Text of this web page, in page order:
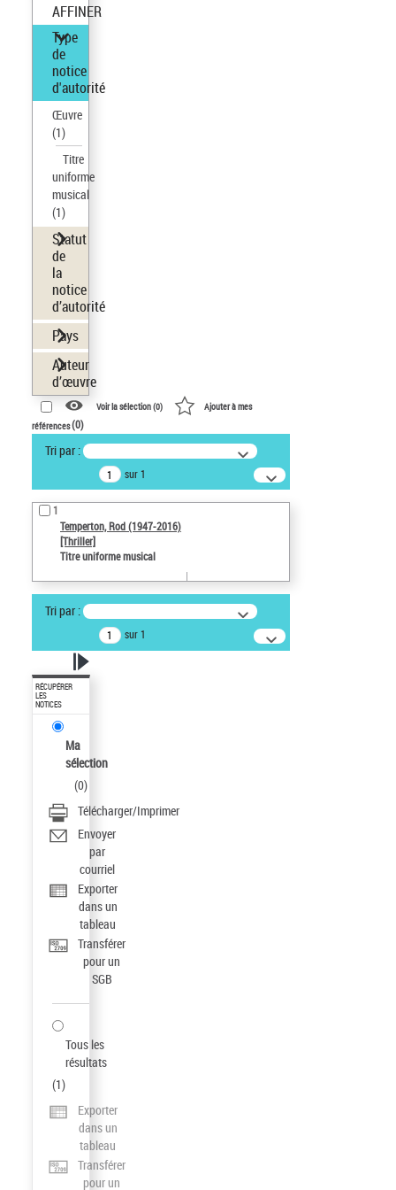
AFFINER
Type
de
notice
d'autorité
Œuvre
(1)
Titre
uniforme
musical
(1)
Statut
de
la
notice
d’autorité
Pays
Auteur
d’œuvre
Voir la sélection (0)
Ajouter à mes
références(0)
Tri par :
sur 1
1
Temperton, Rod (1947-2016)
[Thriller]
Titre uniforme musical
Tri par :
sur 1
RÉCUPÉRER
LES
NOTICES
Ma
sélection
(0)
Télécharger/Imprimer
Envoyer
par
courriel
Exporter
dans un
tableau
Transférer
pour un
SGB
Tous les
résultats
(1)
Exporter
dans un
tableau
Transférer
pour un